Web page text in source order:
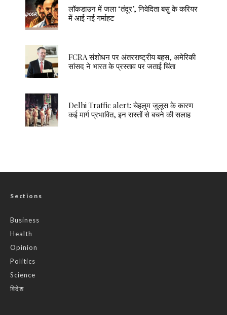
लॉकडाउन में जला ‘तंदूर’, निवेदिता बसु के करियर
में आई नई गर्माहट
FCRA संशोधन पर अंतरराष्ट्रीय बहस, अमेरिकी
सांसद ने भारत के प्रस्ताव पर जताई चिंता
Delhi Traffic alert: चेहलुम जुलूस के कारण
कई मार्ग प्रभावित, इन रास्तों से बचने की सलाह
Sections
Business
Health
Opinion
Politics
Science
विदेश